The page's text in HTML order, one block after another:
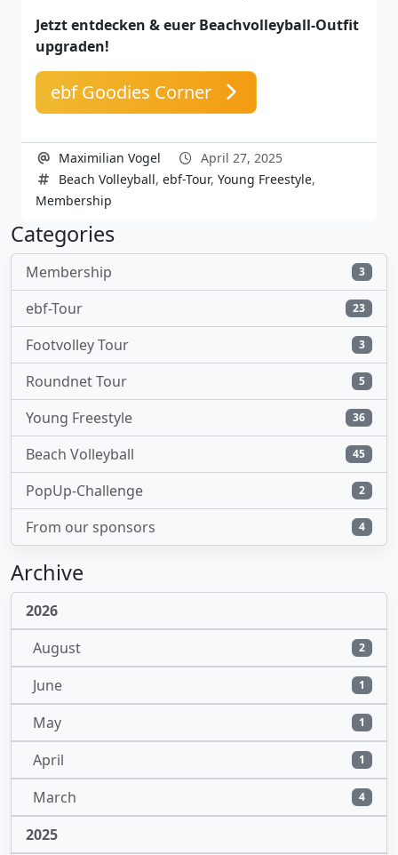
Jetzt entdecken & euer Beachvolleyball-Outfit
upgraden!
ebf Goodies Corner
Maximilian Vogel
April 27, 2025
Beach Volleyball, ebf-Tour, Young Freestyle,
Membership
Categories
Membership 3
ebf-Tour 23
Footvolley Tour 3
Roundnet Tour 5
Young Freestyle 36
Beach Volleyball 45
PopUp-Challenge 2
From our sponsors 4
Archive
2026
August
2
June 1
May 1
April 1
March 4
2025